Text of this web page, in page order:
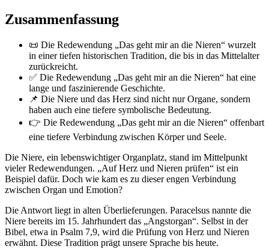
Zusammenfassung
📜 Die Redewendung „Das geht mir an die Nieren“ wurzelt
in einer tiefen historischen Tradition, die bis in das Mittelalter
zurückreicht.
✅ Die Redewendung „Das geht mir an die Nieren“ hat eine
lange und faszinierende Geschichte.
📌 Die Niere und das Herz sind nicht nur Organe, sondern
haben auch eine tiefere symbolische Bedeutung.
👉 Die Redewendung „Das geht mir an die Nieren“ offenbart
eine tiefere Verbindung zwischen Körper und Seele.
Die Niere, ein lebenswichtiger Organplatz, stand im Mittelpunkt
vieler Redewendungen. „Auf Herz und Nieren prüfen“ ist ein
Beispiel dafür. Doch wie kam es zu dieser engen Verbindung
zwischen Organ und Emotion?
Die Antwort liegt in alten Überlieferungen. Paracelsus nannte die
Niere bereits im 15. Jahrhundert das „Angstorgan“. Selbst in der
Bibel, etwa in Psalm 7,9, wird die Prüfung von Herz und Nieren
erwähnt. Diese Tradition prägt unsere Sprache bis heute.